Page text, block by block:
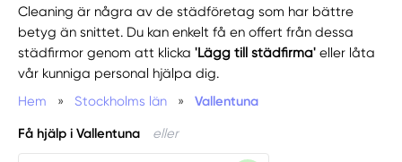
Cleaning är några av de städföretag som har bättre
betyg än snittet. Du kan enkelt få en offert från dessa
städfirmor genom att klicka'Lägg till städfirma' eller låta
vår kunniga personal hjälpa dig.
Hem
» Stockholms län » Vallentuna
Få hjälp i Vallentuna eller